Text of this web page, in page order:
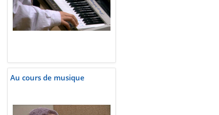
Au cours de musique